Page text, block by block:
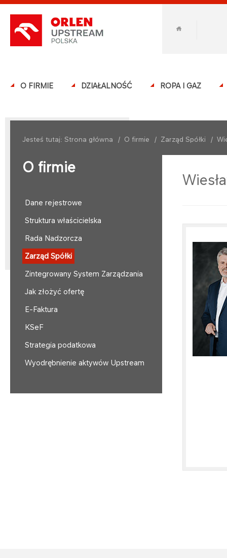
O FIRMIE DZIAŁALNOŚĆ ROPA I GAZ
Jesteś tutaj: Strona główna / O firmie / Zarząd Spółki /
O firmie
Dane rejestrowe
Struktura właścicielska
Rada Nadzorcza
Zarząd Spółki
Zintegrowany System Zarządzania
Jak złożyć ofertę
E-Faktura
KSeF
Strategia podatkowa
Wyodrębnienie aktywów Upstream